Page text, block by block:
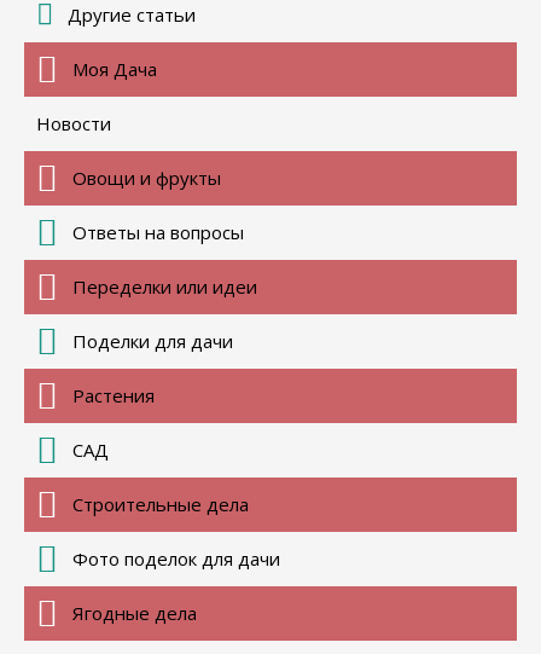
Другие статьи
Моя Дача
Новости
Овощи и фрукты
Ответы на вопросы
Переделки или идеи
Поделки для дачи
Растения
САД
Строительные дела
Фото поделок для дачи
Ягодные дела